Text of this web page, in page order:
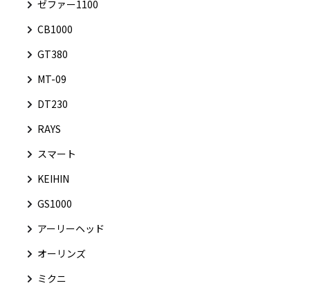
ゼファー1100
CB1000
GT380
MT-09
DT230
RAYS
スマート
KEIHIN
GS1000
アーリーヘッド
オーリンズ
ミクニ